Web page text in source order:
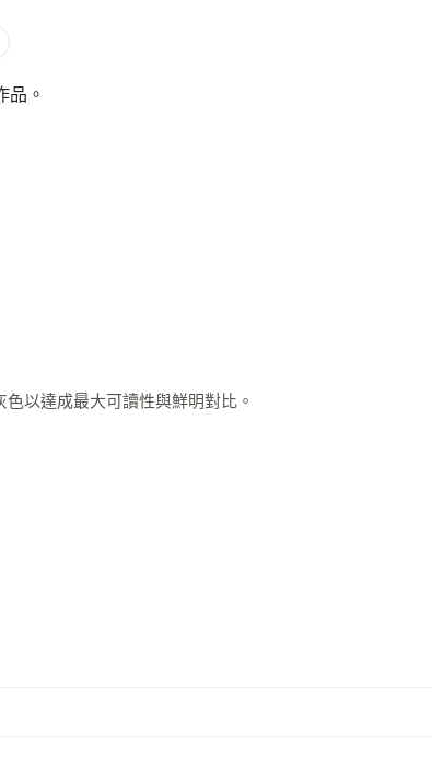
品。
以達成最大可讀性與鮮明對比。